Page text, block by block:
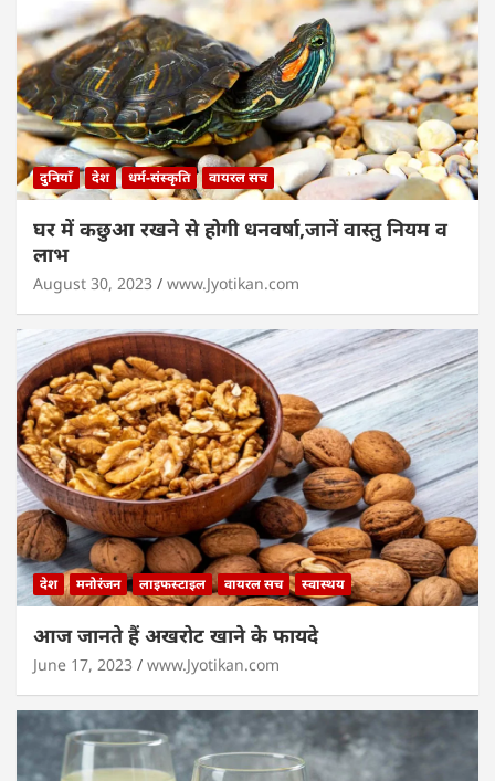
दुनियाँ देश धर्म-संस्कृति वायरल सच
घर में कछुआ रखने से होगी धनवर्षा,जानें वास्तु नियम व
लाभ
August 30, 2023 www.Jyotikan.com
देश मनोरंजन लाइफस्टाइल वायरल सच स्वास्थय
आज जानते हैं अखरोट खाने के फायदे
June 17, 2023 www.Jyotikan.com